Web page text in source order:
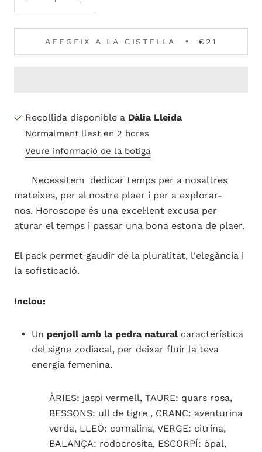
AFEGEIX A LA CISTELLA €21
Recollida disponible a Dàlia Lleida
Normalment llest en 2 hores
Veure informació de la botiga
Necessitem dedicar temps per a nosaltres
mateixes, per al nostre plaer i per a explorar-
nos. Horoscope és una excel·lent excusa per
aturar el temps i passar una bona estona de plaer.
El pack permet gaudir de la pluralitat, l'elegància i
la sofisticació.
Inclou:
Un penjoll amb la pedra naturalcaracterística
del signe zodiacal, per deixar fluir la teva
energia femenina.
ÀRIES: jaspi vermell, TAURE: quars rosa,
BESSONS: ull de tigre , CRANC: aventurina
verda, LLEÓ: cornalina, VERGE: citrina,
BALANÇA: rodocrosita, ESCORPÍ: òpal,